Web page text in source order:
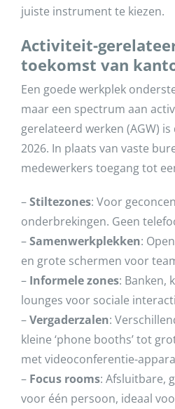
juiste instrument te kiezen.
Activiteit-
toekomst van
Een goede werkplek
maar een spectrum aan
gerelateerd werken (AGW)
2026. In plaats van vaste
medewerkers toegang tot
–Stiltezones: Voor
onderbrekingen. Geen
–Samenwerkplekken:
en grote schermen voor
– Informele zones: Banken,
lounges voor sociale
–Vergaderzalen:
kleine ‘phone booths’ tot
met videoconferentie-
– Focus rooms: Afsluitbare,
voor één persoon, ideaal